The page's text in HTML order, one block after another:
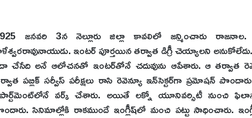
జనవరి 3న నెల్లూరు జిల్లా కావలిలో జన్మించారు
ఇంటర్‌ పూర్తయిన తర్వాత డిగ్రీ చెయ్యాలని
చేసేది అనే ఆలోచనతో ఇంటర్‌తోనే చదువును ఆపేశారు. ఆ తర్వాత
పబ్లిక్‌ సర్వీస్‌ పరీక్షలు రాసి రెవెన్యూ ఇన్‌సెక్టర్‌గా ప్రమోషన్‌
వర్క్‌ చేశారు. అయితే లక్నో యూనివర్సిటీ నుంచి
సినిమాల్లోకి రాకముందే ఇంగ్లీష్‌లో మంచి పట్టు సాధించారు.